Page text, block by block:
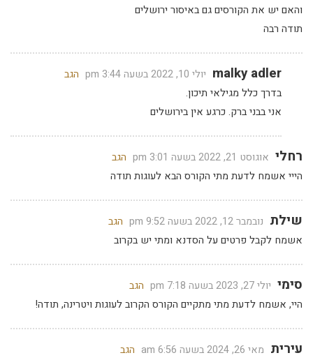
והאם יש את הקורסים גם באיסור ירושלים
תודה רבה
malky adler יולי 10, 2022 בשעה 3:44 pm
הגב
בדרך כלל מגילאי תיכון.
אני בבני ברק. כרגע אין בירושלים
רחלי אוגוסט 21, 2022 בשעה 3:01 pm
הגב
הייי אשמח לדעת מתי הקורס הבא לעוגות תודה
שילת נובמבר 12, 2022 בשעה 9:52 pm
הגב
אשמח לקבל פרטים על הסדנא ומתי יש בקרוב
סימי יולי 27, 2023 בשעה 7:18 pm
הגב
היי, אשמח לדעת מתי מתקיים הקורס הקרוב לעוגות ויטרינה, תודה!
עירית מאי 26, 2024 בשעה 6:56 am
הגב